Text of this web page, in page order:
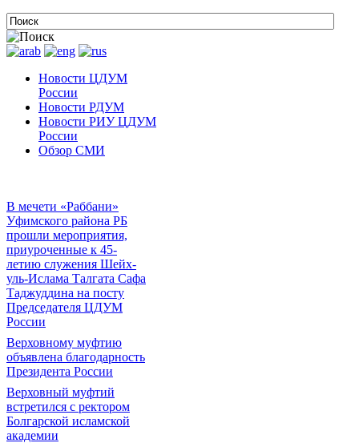
Новости ЦДУМ
России
Новости РДУМ
Новости РИУ ЦДУМ
России
Обзор СМИ
В мечети «Раббани»
Уфимского района РБ
прошли мероприятия,
приуроченные к 45-
летию служения Шейх-
уль-Ислама Талгата Сафа
Таджуддина на посту
Председателя ЦДУМ
России
Верховному муфтию
объявлена благодарность
Президента России
Верховный муфтий
встретился с ректором
Болгарской исламской
академии